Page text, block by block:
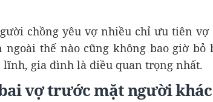
chồng yêu vợ nhiều chỉ ưu tiên vợ
ngoài thế nào cũng không bao giờ
lĩnh, gia đình là điều quan trọng nhất.
vợ trước mặt người khác